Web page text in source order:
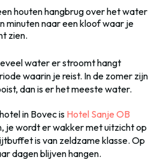
houten hangbrug over het water
minuten naar een kloof waar je
zien.
water er stroomt hangt
waarin je reist. In de zomer zijn
dan is er het meeste water.
in Bovec is Hotel Sanje OB
je wordt er wakker met uitzicht op
is van zeldzame klasse. Op
dagen blijven hangen.